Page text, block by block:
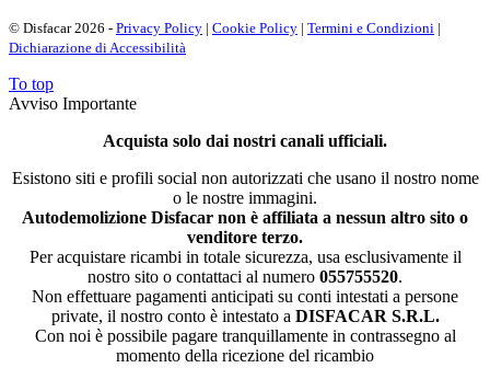
© Disfacar 2026 - Privacy Policy | Cookie Policy | Termini e Condizioni |
Dichiarazione di Accessibilità
To top
Avviso Importante
Acquista solo dai nostri canali ufficiali.
Esistono siti e profili social non autorizzati che usano il nostro nome
o le nostre immagini.
Autodemolizione Disfacar non è affiliata a nessun altro sito o
venditore terzo.
Per acquistare ricambi in totale sicurezza, usa esclusivamente il
nostro sito o contattaci al numero 055755520.
Non effettuare pagamenti anticipati su conti intestati a persone
private, il nostro conto è intestato a DISFACAR S.R.L.
Con noi è possibile pagare tranquillamente in contrassegno al
momento della ricezione del ricambio